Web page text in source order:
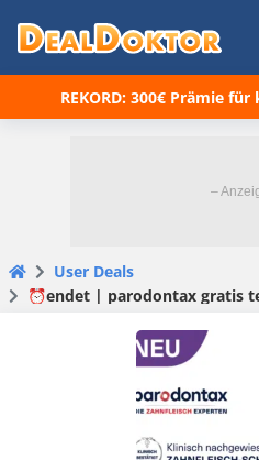
REKORD: 300€ Prämie
User Deals
⏰endet | parodontax gratis